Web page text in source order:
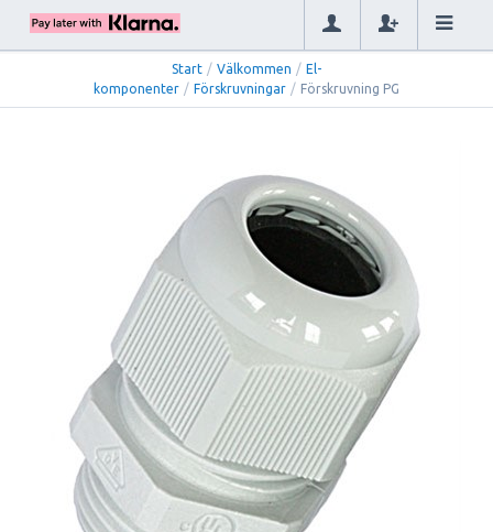
Start / Välkommen / El-
komponenter / Förskruvningar / Förskruvning PG